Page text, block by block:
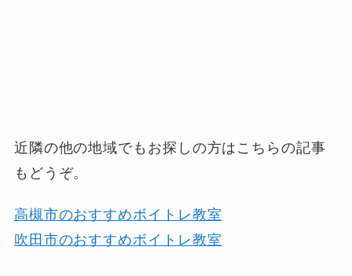
近隣の他の地域でもお探しの方はこちらの記事
もどうぞ。
高槻市のおすすめボイトレ教室
吹田市のおすすめボイトレ教室